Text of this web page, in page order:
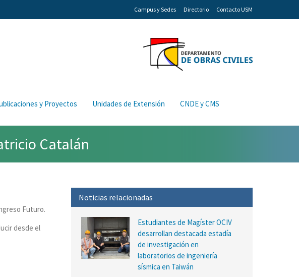
Campus y Sedes Directorio Contacto USM
y Proyectos Unidades de Extensión CNDE y CMS
Catalán
Futuro.
desde el
Noticias relacionadas
Estudiantes de Magíster OCIV
desarrollan destacada estadía
de investigación en
laboratorios de ingeniería
sísmica en Taiwán